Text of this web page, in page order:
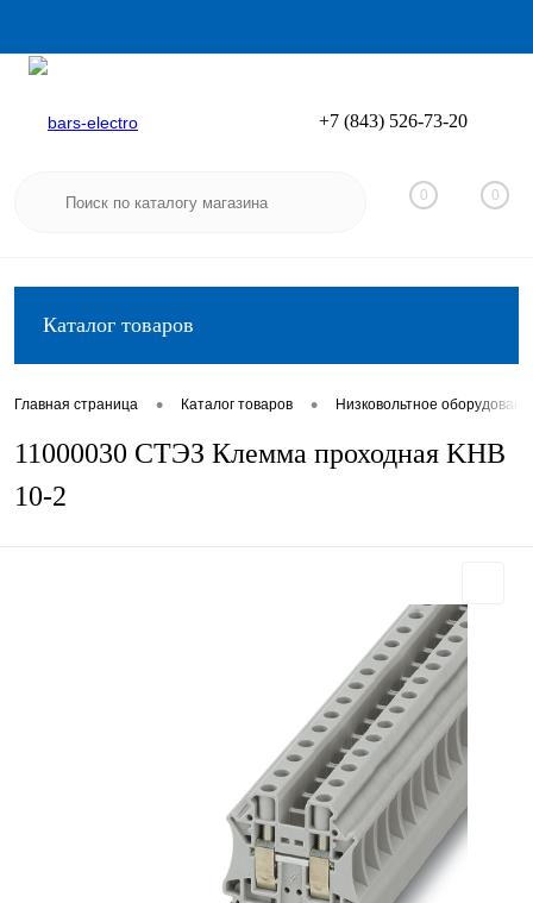
Вход
+7 (843) 526-73-20
0 0
Каталог товаров
Главная страница • Каталог товаров • Низковольтное
11000030 СТЭЗ Клемма проходная KHB
10-2